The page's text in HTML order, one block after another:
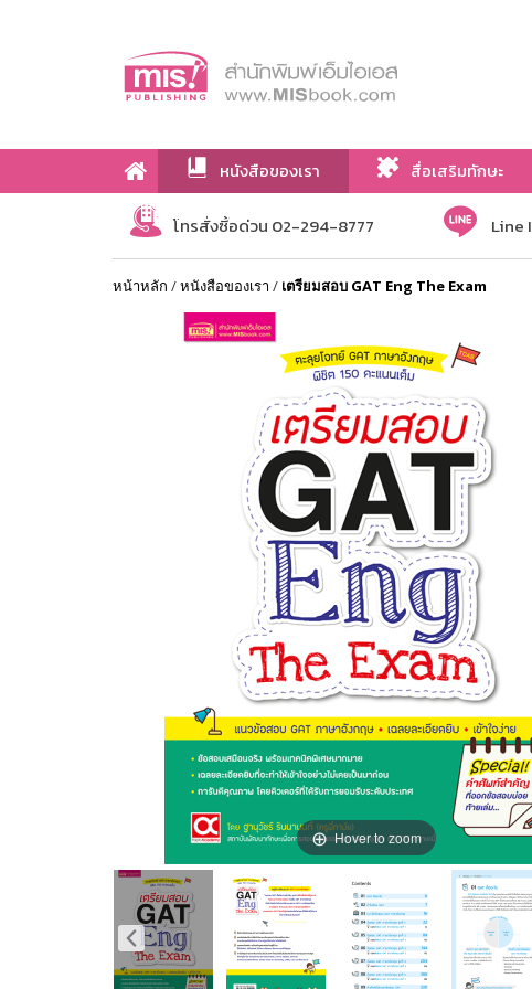
หนังสือของเรา สื่อเสริมทักษะ
เกี่ยวกับเรา
โทรสั่งซื้อด่วน 02-294-8777 Line
หน้าหลัก /หนังสือของเรา / เตรียมสอบ GAT Eng The Exam
Hover to zoom